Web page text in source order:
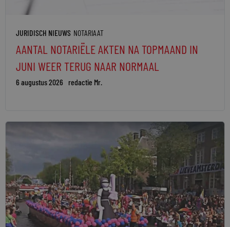
JURIDISCH NIEUWS NOTARIAAT
AANTAL NOTARIËLE AKTEN NA TOPMAAND IN
JUNI WEER TERUG NAAR NORMAAL
6 augustus 2026 redactie Mr.